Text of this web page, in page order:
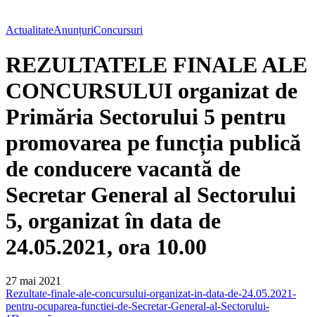
ActualitateAnunțuriConcursuri
REZULTATELE FINALE ALE
CONCURSULUI organizat de
Primăria Sectorului 5 pentru
promovarea pe funcția publică
de conducere vacantă de
Secretar General al Sectorului
5, organizat în data de
24.05.2021, ora 10.00
27 mai 2021
Rezultate-finale-ale-concursului-organizat-in-data-de-24.05.2021-
pentru-ocuparea-functiei-de-Secretar-General-al-Sectorului-